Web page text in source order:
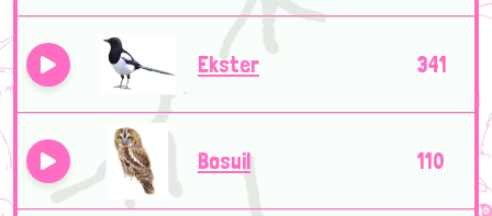
Ekster 341
Bosuil 110